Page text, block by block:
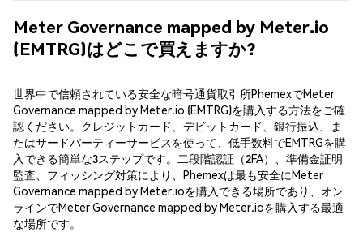
Meter Governance mapped by Meter.io
(EMTRG)はどこで買えますか?
世界中で信頼されている安全な暗号通貨取引所PhemexでMeter
Governance mapped by Meter.io (EMTRG)を購入する方法をご確
認ください。クレジットカード、デビットカード、銀行振込、ま
たはサードパーティーサービスを使って、低手数料でEMTRGを購
入できる簡単な3ステップです。二段階認証（2FA）、準備金証明
監査、フィッシング対策により、Phemexは最も安全にMeter
Governance mapped by Meter.ioを購入できる場所であり、オン
ラインでMeter Governance mapped by Meter.ioを購入する最適
な場所です。